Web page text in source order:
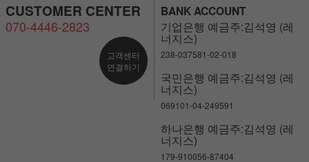
CUSTOMER CENTER
070-4446-2823
고객센터
연결하기
BANK ACCOUNT
기업은행 예금주:김석영 (레
너지스)
238-037581-02-018
국민은행 예금주:김석영 (레
너지스)
069101-04-249591
하나은행 예금주:김석영 (레
너지스)
179-910056-87404